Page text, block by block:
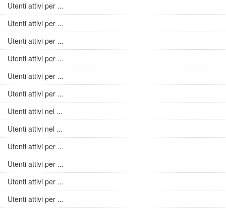
Utenti attivi per ...
Utenti attivi per ...
Utenti attivi per ...
Utenti attivi per ...
Utenti attivi per ...
Utenti attivi per ...
Utenti attivi nel ...
Utenti attivi nel ...
Utenti attivi per ...
Utenti attivi per ...
Utenti attivi per ...
Utenti attivi per ...